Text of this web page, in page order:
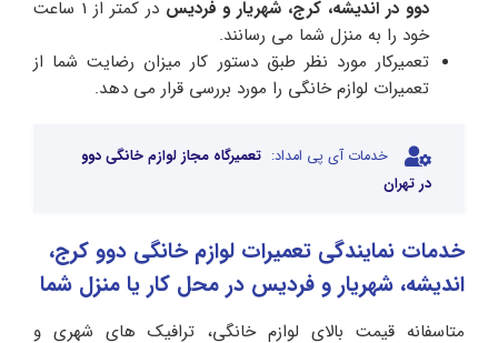
دوو در اندیشه، کرج، شهریار و فردیس
در کمتر از 1 ساعت
خود را به منزل شما می رسانند.
تعمیرکار مورد نظر طبق دستور کار میزان رضایت شما از
تعمیرات لوازم خانگی را مورد بررسی قرار می دهد.
خدمات آی پی امداد: تعمیرگاه مجاز لوازم خانگی دوو
در تهران
خدمات نمایندگی تعمیرات لوازم خانگی دوو کرج،
اندیشه، شهریار و فردیس در محل کار یا منزل شما
متاسفانه قیمت بالای لوازم خانگی، ترافیک های شهری و